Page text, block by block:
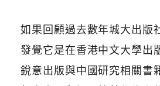
如果回顧過去數年城大出版
發覺它是在香港中文大學出
銳意出版與中國研究相關書